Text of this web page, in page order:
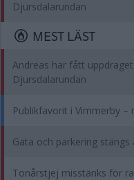
Djursdalarundan
MEST LÄST
Andreas har fått
Djursdalarundan
Publikfavorit i Vimmerby
Gata och parkering
Tonårstjej misstänks för